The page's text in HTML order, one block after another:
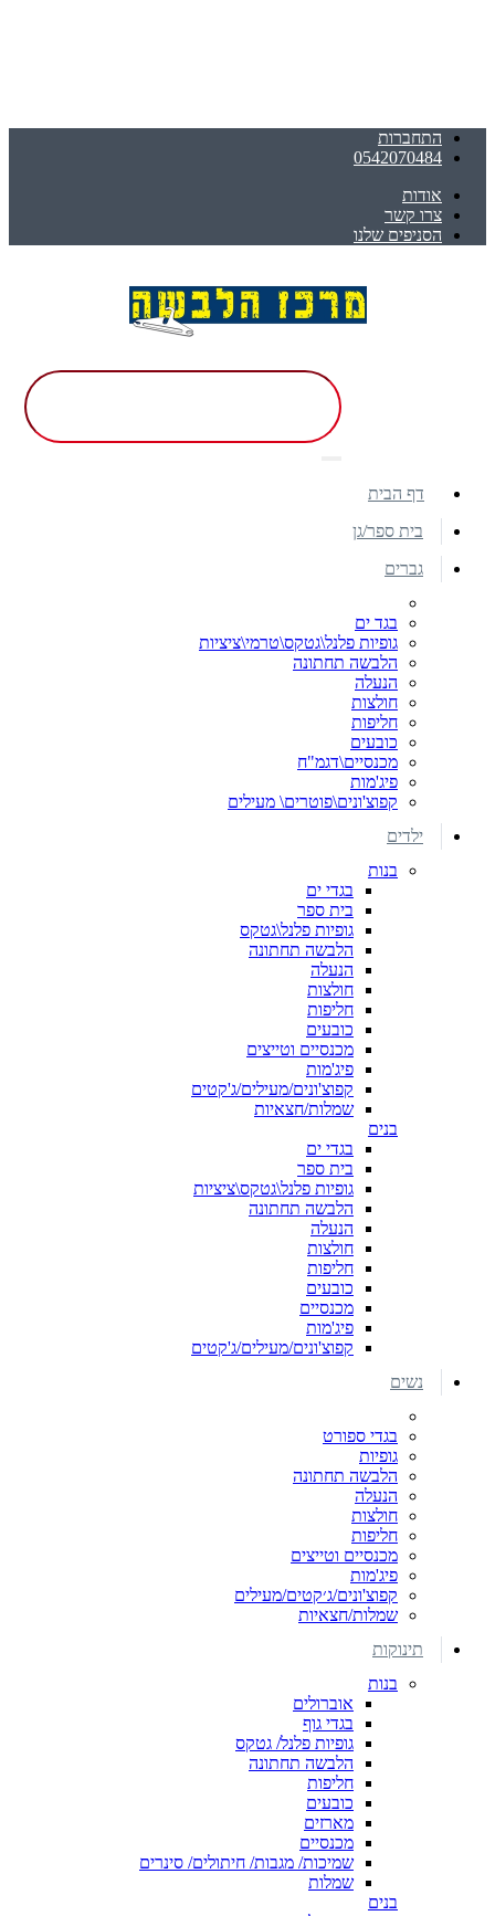
התחברות
0542070484
אודות
צרו קשר
הסניפים שלנו
דף הבית
בית ספר/גן
גברים
בגד ים
גופיות פלנל\גטקס\טרמי\ציציות
הלבשה תחתונה
הנעלה
חולצות
חליפות
כובעים
מכנסיים\דגמ"ח
פיג'מות
קפוצ'ונים\פוטרים\ מעילים
ילדים
בנות
בגדי ים
בית ספר
גופיות פלנל\גטקס
הלבשה תחתונה
הנעלה
חולצות
חליפות
כובעים
מכנסיים וטייצים
פיג'מות
קפוצ'ונים/מעילים/ג'קטים
שמלות/חצאיות
בנים
בגדי ים
בית ספר
גופיות פלנל\גטקס\ציציות
הלבשה תחתונה
הנעלה
חולצות
חליפות
כובעים
מכנסיים
פיג'מות
קפוצ'ונים/מעילים/ג'קטים
נשים
בגדי ספורט
גופיות
הלבשה תחתונה
הנעלה
חולצות
חליפות
מכנסיים וטייצים
פיג'מות
קפוצ'ונים/ג׳קטים/מעילים
שמלות/חצאיות
תינוקות
בנות
אוברולים
בגדי גוף
גופיות פלנל/ גטקס
הלבשה תחתונה
חליפות
כובעים
מארזים
מכנסיים
שמיכות/ מגבות/ חיתולים/ סינרים
שמלות
בנים